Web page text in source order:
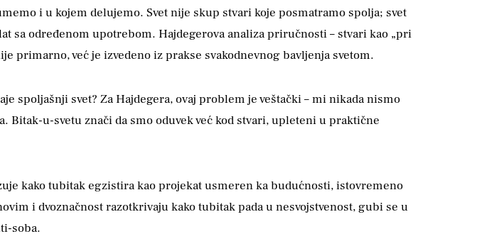
i u kojem delujemo. Svet nije skup stvari koje posmatramo spolja; svet
sa određenom upotrebom. Hajdegerova analiza priručnosti – stvari kao „pri
primarno, već je izvedeno iz prakse svakodnevnog bavljenja svetom.
spoljašnji svet? Za Hajdegera, ovaj problem je veštački – mi nikada nismo
u-svetu znači da smo oduvek već kod stvari, upleteni u praktične
kako tubitak egzistira kao projekat usmeren ka budućnosti, istovremeno
i dvoznačnost razotkrivaju kako tubitak pada u nesvojstvenost, gubi se u
soba.